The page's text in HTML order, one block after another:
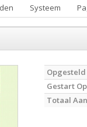
Systeem
Opgesteld
Gestart
Totaal